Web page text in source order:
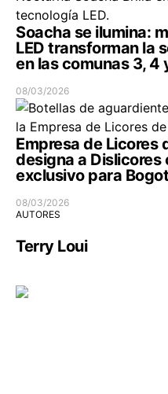
Soacha se ilumina:
LED transforman la
en las comunas 3, 4
08/03/2026
Empresa de Licores
designa a
exclusivo para
08/03/2026
AUTORES
Terry Loui